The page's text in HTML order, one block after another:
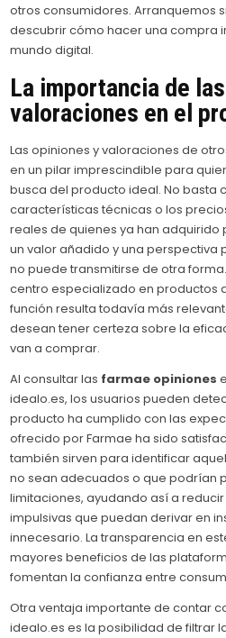
otros consumidores. Arranquemos
descubrir cómo hacer una compra
mundo digital.
La importancia de
valoraciones en el
Las opiniones y valoraciones de
en un pilar imprescindible para
busca del producto ideal. No basta
características técnicas o los
reales de quienes ya han
un valor añadido y una perspectiva
no puede transmitirse de otra
centro especializado en productos
función resulta todavía más
desean tener certeza sobre la
van a comprar.
Al consultar las farmae opiniones
idealo.es, los usuarios pueden
producto ha cumplido con las
ofrecido por Farmae ha sido
también sirven para identificar
no sean adecuados o que podrían
limitaciones, ayudando así a
impulsivas que puedan derivar en
innecesario. La transparencia en
mayores beneficios de las
fomentan la confianza entre
Otra ventaja importante de contar
idealo.es es la posibilidad de filtrar